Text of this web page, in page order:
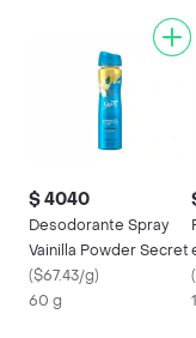
$ 4040
Desodorante Spray
Vainilla Powder Secret
($67.43/g)
60 g
(